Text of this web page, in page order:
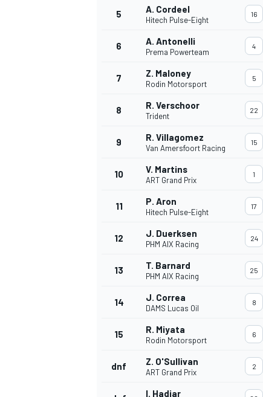
5 A. Cordeel
Hitech Pulse-Eight
16
6 A. Antonelli
Prema Powerteam
4
7 Z. Maloney
Rodin Motorsport
5
8 R. Verschoor
Trident
22
9 R. Villagomez
Van Amersfoort Racing
15
10 V. Martins
ART Grand Prix
1
11 P. Aron
Hitech Pulse-Eight
17
12 J. Duerksen
PHM AIX Racing
24
13 T. Barnard
PHM AIX Racing
25
14 J. Correa
DAMS Lucas Oil
8
15 R. Miyata
Rodin Motorsport
6
dnf Z. O'Sullivan
ART Grand Prix
2
I. Hadjar